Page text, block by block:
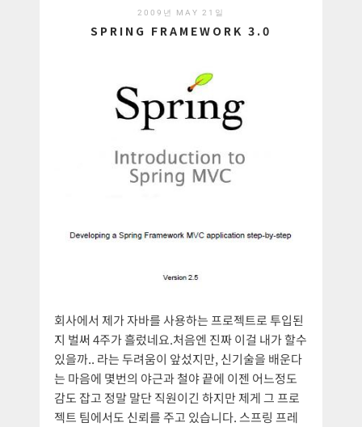
2009년 MAY 21일
SPRING FRAMEWORK 3.0
회사에서 제가 자바를 사용하는 프로젝트로 투입된
지 벌써 4주가 흘렀네요.처음엔 진짜 이걸 내가 할수
있을까.. 라는 두려움이 앞섰지만, 신기술을 배운다
는 마음에 몇번의 야근과 철야 끝에 이젠 어느정도
감도 잡고 정말 말단 직원이긴 하지만 제게 그 프로
젝트 팀에서도 신뢰를 주고 있습니다. 스프링 프레